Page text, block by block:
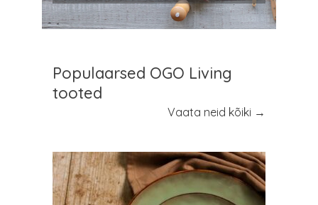
Populaarsed OGO Living
tooted
Vaata neid kõiki →